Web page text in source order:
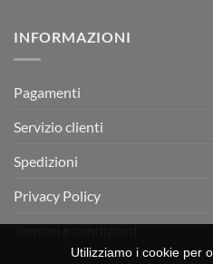
MOTOR
INFORMAZIONI
Pagamenti
Servizio clienti
Spedizioni
Privacy Policy
Termini e condizioni
Utilizziamo i cookie per